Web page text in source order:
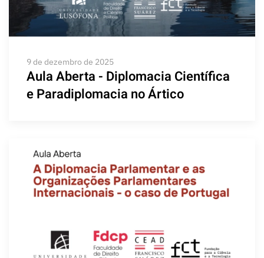
9 de dezembro de 2025
Aula Aberta - Diplomacia Científica
e Paradiplomacia no Ártico